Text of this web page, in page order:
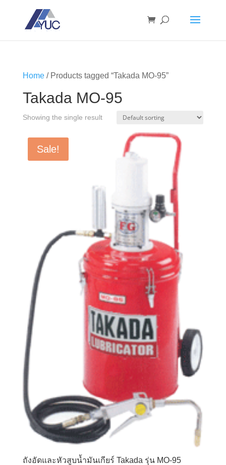
Home/ Products tagged “Takada MO-95”
Takada MO-95
Showing the single result
Sale!
ถังอัดและหัวสูบน้ำมันเกียร์ Takada รุ่น MO-95